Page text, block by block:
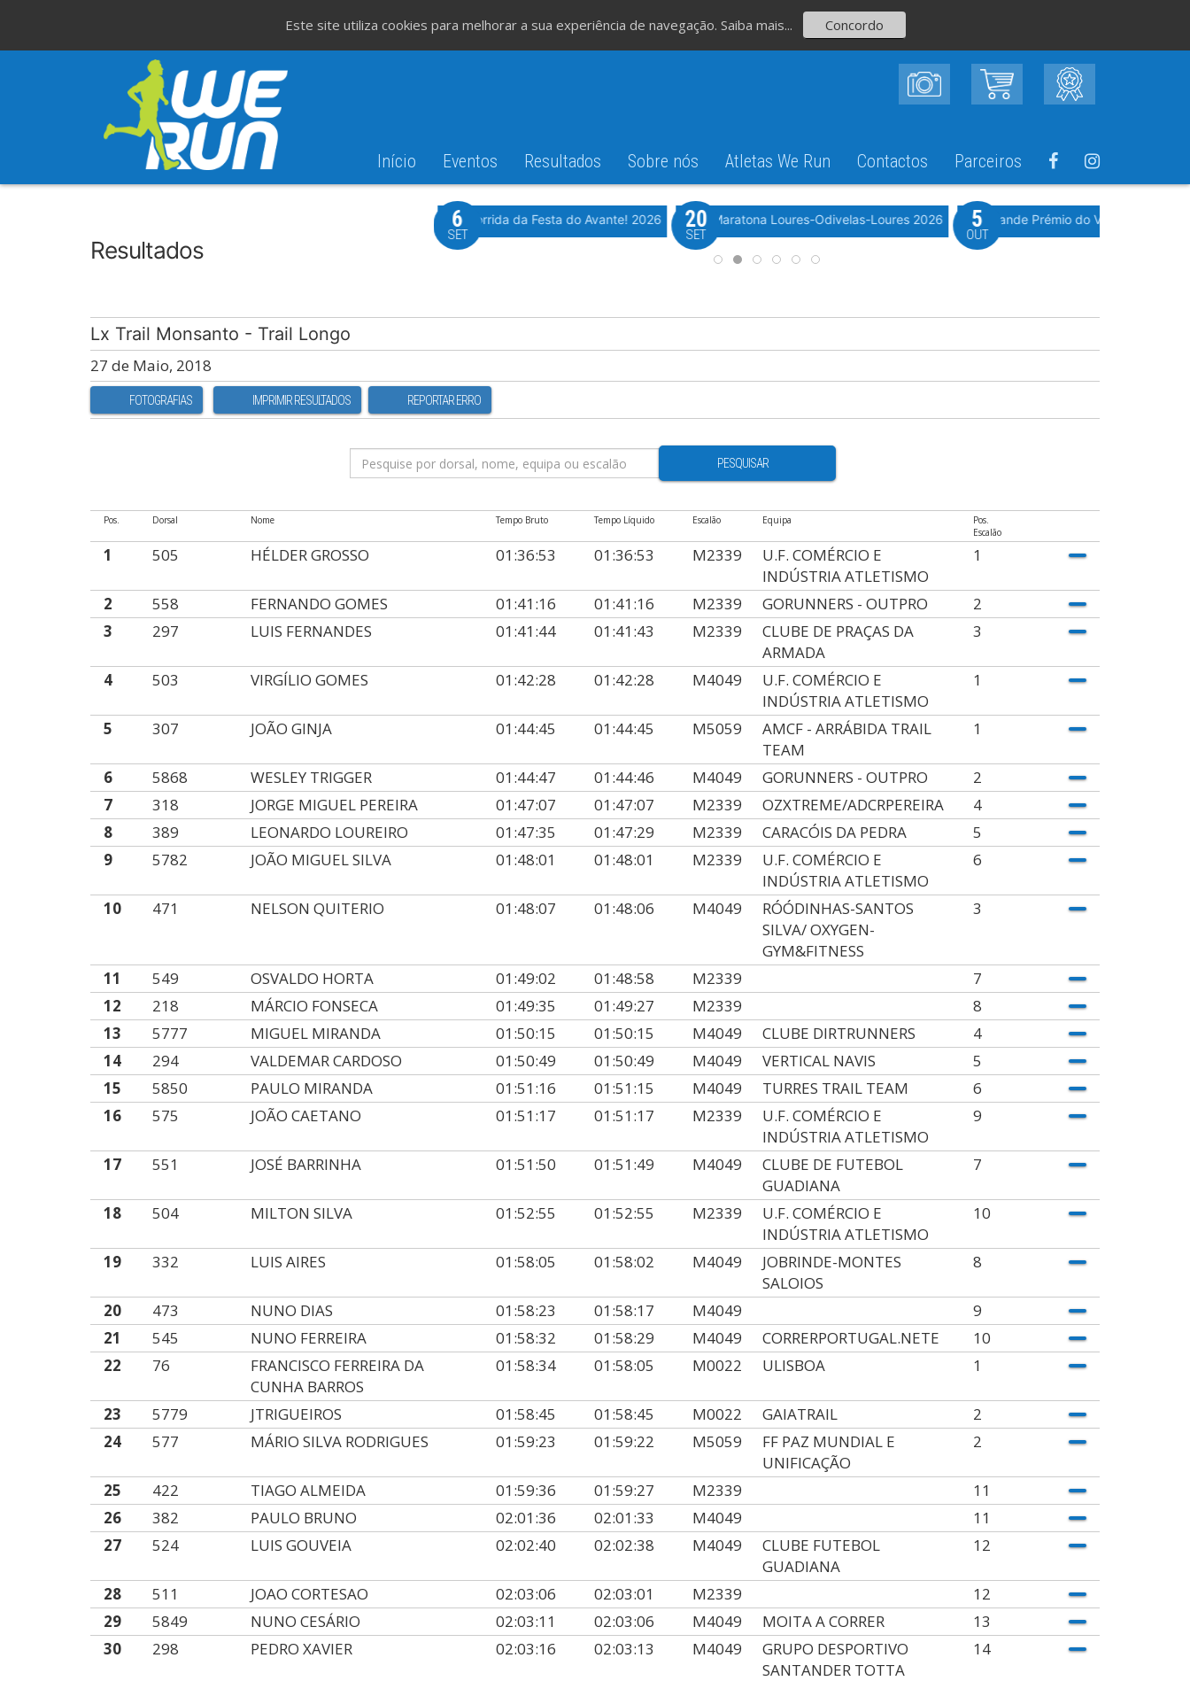
Início Eventos Resultados Sobre nós Atletas We Run Contactos Parceiros
Resultados Evento WeTiming
37ª Corrida da Festa do Avante! 2026
6
SET
Meia Maratona Loures-Odivelas-Loures 2026
20
SET
10º Grande Prémio do Vale Grande
5
OUT
Lx Trail Monsanto - Trail Longo
27 de Maio, 2018
FOTOGRAFIAS IMPRIMIR RESULTADOS REPORTAR ERRO
PESQUISAR
Pos. Dorsal Nome Tempo Bruto Tempo Líquido Escalão Equipa
Pos.
Escalão
1 505 HÉLDER GROSSO 01:36:53 01:36:53 M2339
U.F. COMÉRCIO E
INDÚSTRIA ATLETISMO
1
2 558 FERNANDO GOMES 01:41:16 01:41:16 M2339 GORUNNERS - OUTPRO
2
3
297 LUIS FERNANDES 01:41:44 01:41:43 M2339
CLUBE DE PRAÇAS DA
ARMADA
3
4 503 VIRGÍLIO GOMES 01:42:28 01:42:28 M4049
U.F. COMÉRCIO E
INDÚSTRIA ATLETISMO
1
5 307 JOÃO GINJA 01:44:45 01:44:45 M5059
AMCF - ARRÁBIDA TRAIL
TEAM
1
6 5868 WESLEY TRIGGER 01:44:47 01:44:46 M4049 GORUNNERS - OUTPRO
2
7
318 JORGE MIGUEL PEREIRA 01:47:07 01:47:07 M2339 OZXTREME/ADCRPEREIRA
4
8
389 LEONARDO LOUREIRO 01:47:35 01:47:29 M2339 CARACÓIS DA PEDRA
5
9
5782 JOÃO MIGUEL SILVA 01:48:01 01:48:01 M2339
U.F. COMÉRCIO E
INDÚSTRIA ATLETISMO
6
10 471 NELSON QUITERIO 01:48:07 01:48:06 M4049
RÓÓDINHAS-SANTOS
SILVA/ OXYGEN-
GYM&FITNESS
3
11 549 OSVALDO HORTA 01:49:02 01:48:58 M2339
7
12
218 MÁRCIO FONSECA 01:49:35 01:49:27 M2339
8
13
5777 MIGUEL MIRANDA 01:50:15 01:50:15 M4049 CLUBE DIRTRUNNERS
4
14
294 VALDEMAR CARDOSO 01:50:49 01:50:49 M4049 VERTICAL NAVIS
5
15
5850 PAULO MIRANDA 01:51:16 01:51:15 M4049 TURRES TRAIL TEAM
6
16
575 JOÃO CAETANO 01:51:17 01:51:17 M2339
U.F. COMÉRCIO E
INDÚSTRIA ATLETISMO
9
17 551 JOSÉ BARRINHA 01:51:50 01:51:49 M4049
CLUBE DE FUTEBOL
GUADIANA
7
18 504 MILTON SILVA 01:52:55 01:52:55 M2339
U.F. COMÉRCIO E
INDÚSTRIA ATLETISMO
10
19 332 LUIS AIRES 01:58:05 01:58:02 M4049
JOBRINDE-MONTES
SALOIOS
8
20 473 NUNO DIAS 01:58:23 01:58:17 M4049
9
21
545 NUNO FERREIRA 01:58:32 01:58:29 M4049 CORRERPORTUGAL.NETE
10
22
76
FRANCISCO FERREIRA DA
CUNHA BARROS
01:58:34 01:58:05 M0022 ULISBOA 1
23 5779 JTRIGUEIROS 01:58:45 01:58:45 M0022 GAIATRAIL
2
24
577 MÁRIO SILVA RODRIGUES 01:59:23 01:59:22 M5059
FF PAZ MUNDIAL E
UNIFICAÇÃO
2
25 422 TIAGO ALMEIDA 01:59:36 01:59:27 M2339
11
26
382 PAULO BRUNO 02:01:36 02:01:33 M4049
11
27
524 LUIS GOUVEIA 02:02:40 02:02:38 M4049
CLUBE FUTEBOL
GUADIANA
12
28 511 JOAO CORTESAO 02:03:06 02:03:01 M2339
12
29
5849 NUNO CESÁRIO 02:03:11 02:03:06 M4049 MOITA A CORRER
13
30
298 PEDRO XAVIER 02:03:16 02:03:13 M4049
GRUPO DESPORTIVO
SANTANDER TOTTA
14
Este site utiliza cookies para melhorar a sua experiência de navegação. Saiba mais... Concordo